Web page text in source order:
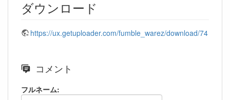
ダウンロード
https://ux.getuploader.com/fumble_warez/download/74
コメント
フルネーム: